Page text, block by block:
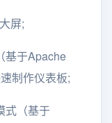
屏;
基于Apache
制作仪表板;
式（基于